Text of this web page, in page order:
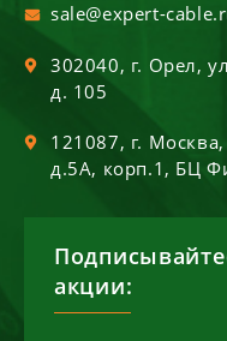
sale@expert-
302040, г. Орел,
д. 105
121087, г. Москва,
д.5А, корп.1, БЦ
акции: